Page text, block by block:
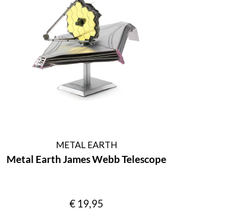
METAL EARTH
Metal Earth James Webb Telescope
€19,95